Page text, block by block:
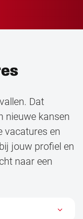
Dat
nieuwe kansen
vacatures en
jouw profiel en
naar een